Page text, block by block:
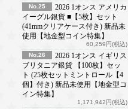
No.25
2026 1オンス アメリカ
イーグル銀貨 ■【5枚】セット
(41mmクリアケース付き) 新品未
使用【地金型コイン特集】
60,259円(税込)
No.26
2026 1オンス イギリス
ブリタニア銀貨 【100枚】セッ
ト (25枚セットミントロール【4
個】付き) 新品未使用【地金型コ
イン特集】
1,171,942円(税込)